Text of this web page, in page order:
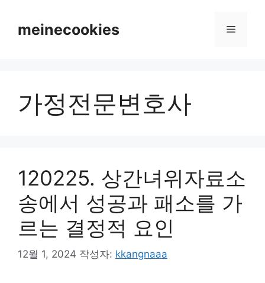
meinecookies 메
가정전문변호사
120225. 상간녀위자료소
송에서 성공과 패소를 가
르는 결정적 요인
12월 1, 2024 작성자: kkangnaaa